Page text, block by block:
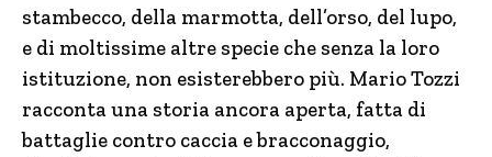
stambecco, della marmotta, dell’orso, del lupo,
e di moltissime altre specie che senza la loro
istituzione, non esisterebbero più. Mario Tozzi
racconta una storia ancora aperta, fatta di
battaglie contro caccia e bracconaggio,